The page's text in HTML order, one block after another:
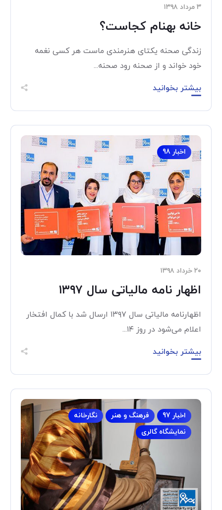
۳ مرداد ۱۳۹۸
خانه بهنام کجاست؟
زندگی صحنه یکتای هنرمندی ماست هر کسی نغمه
خود خواند و از صحنه رود صحنه...
بیشتر بخوانید
اخبار 98
۲۰ خرداد ۱۳۹۸
اظهار نامه مالیاتی سال ۱۳۹۷
اظهارنامه مالیاتی سال ۱۳۹۷ ارسال شد با کمال افتخار
اعلام می‌شود در روز ۱۴...
بیشتر بخوانید
اخبار 97 فرهنگ و هنر
نگارخانه
نمایشگاه گالری